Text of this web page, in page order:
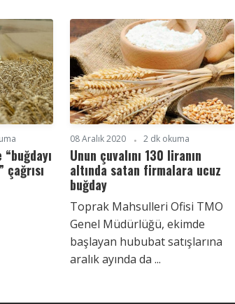
çağrısı
08 Aralık 2020 2 dk okuma
Unun çuvalını 130 liranın
altında satan firmalara ucuz
buğday
Toprak Mahsulleri Ofisi TMO
Genel Müdürlüğü, ekimde
başlayan hububat satışlarına
aralık ayında da ...